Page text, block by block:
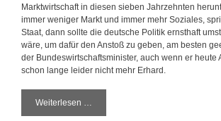
Marktwirtschaft in diesen sieben Jahrzehnten
immer weniger Markt und immer mehr Soziales,
Staat, dann sollte die deutsche Politik ernsthaft
wäre, um dafür den Anstoß zu geben, am besten
der Bundeswirtschaftsminister, auch wenn er heute
schon lange leider nicht mehr Erhard.
Weiterlesen …
r